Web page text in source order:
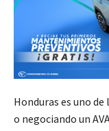
Honduras es uno
o negociando un